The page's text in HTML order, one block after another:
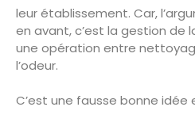
leur établissement. Car,
en avant, c’est la gestion de
une opération entre
l’odeur.
C’est une fausse bonne idée